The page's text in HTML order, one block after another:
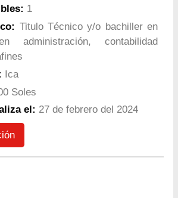
1
Titulo Técnico y/o bachiller en
administración, contabilidad
Ica
Soles
el: 27 de febrero del 2024